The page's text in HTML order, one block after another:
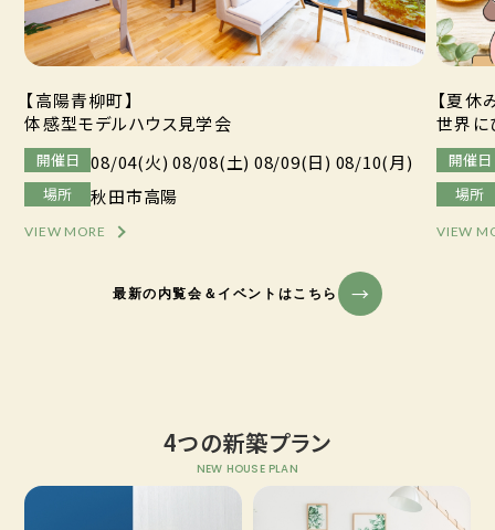
【高陽青柳町】
体感型モデルハウス見学会
開催日 08/04(火) 08/08(土) 08/09(日) 08/10(月)
場所 秋田市高陽
VIEW MORE
【夏休
世界に
開催日
場所
VIEW
最新の内覧会＆イベントはこちら
4つの新築プラン
NEW HOUSE PLAN